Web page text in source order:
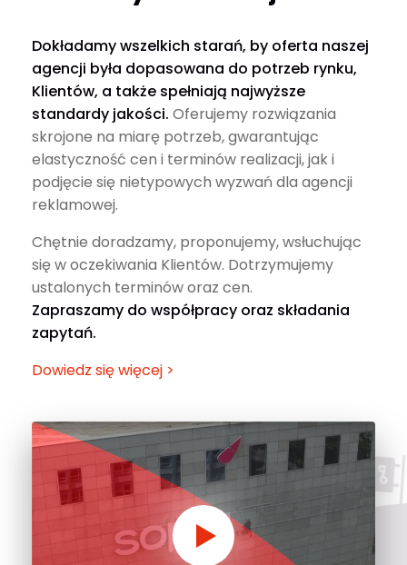
Dokładamy wszelkich starań, by oferta naszej
agencji była dopasowana do potrzeb rynku,
Klientów, a także spełniają najwyższe
standardy jakości. Oferujemy rozwiązania
skrojone na miarę potrzeb, gwarantując
elastyczność cen i terminów realizacji, jak i
podjęcie się nietypowych wyzwań dla agencji
reklamowej.
Chętnie doradzamy, proponujemy, wsłuchując
się w oczekiwania Klientów. Dotrzymujemy
ustalonych terminów oraz cen.
Zapraszamy do współpracy oraz składania
zapytań.
Dowiedz się więcej >